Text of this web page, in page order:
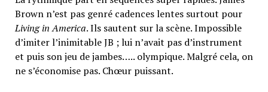
Brown n’est pas genré cadences lentes surtout pour
Living in America. Ils sautent sur la scène. Impossible
d’imiter l’inimitable JB ; lui n’avait pas d’instrument
et puis son jeu de jambes….. olympique. Malgré cela, on
ne s’économise pas. Chœur puissant.